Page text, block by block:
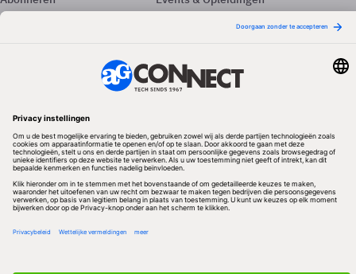
Adverteren
Volg ons
Redactionele partner
Algemene Voorwaarden & Copyrights